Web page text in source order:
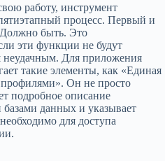
работу, инструмент
процесс. Первый и
быть. Это
эти функции не будут
неудачным. Для приложения
такие элементы, как «Единая
Он не просто
подробное описание
данных и указывает
для доступа